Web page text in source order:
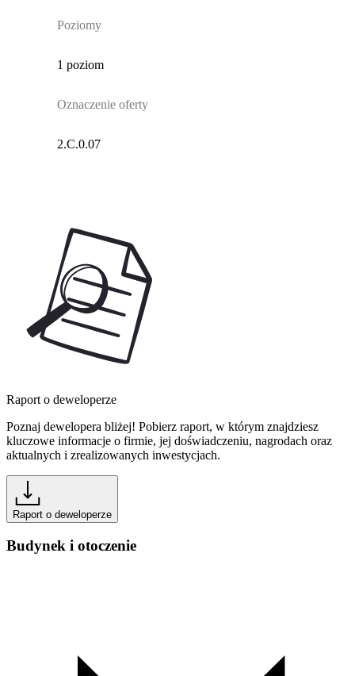
Poziomy
1 poziom
Oznaczenie oferty
2.C.0.07
Raport o deweloperze
Poznaj dewelopera bliżej! Pobierz raport, w którym znajdziesz
kluczowe informacje o firmie, jej doświadczeniu, nagrodach oraz
aktualnych i zrealizowanych inwestycjach.
Raport o deweloperze
Budynek i otoczenie